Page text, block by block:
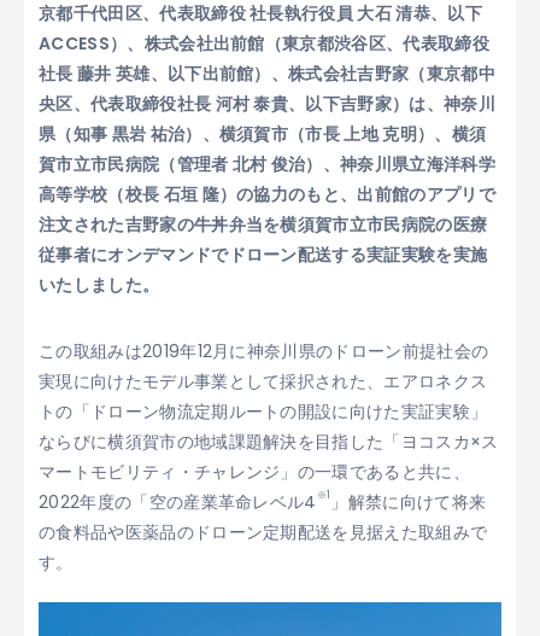
京都千代田区、代表取締役 社長執行役員 大石 清恭、以下
ACCESS）、株式会社出前館（東京都渋谷区、代表取締役
社長 藤井 英雄、以下出前館）、株式会社吉野家（東京都中
央区、代表取締役社長 河村 泰貴、以下吉野家）は、神奈川
県（知事 黒岩 祐治）、横須賀市（市長 上地 克明）、横須
賀市立市民病院（管理者 北村 俊治）、神奈川県立海洋科学
高等学校（校長 石垣 隆）の協力のもと、出前館のアプリで
注文された吉野家の牛丼弁当を横須賀市立市民病院の医療
従事者にオンデマンドでドローン配送する実証実験を実施
いたしました。
この取組みは2019年12月に神奈川県のドローン前提社会の
実現に向けたモデル事業として採択された、エアロネクス
トの「ドローン物流定期ルートの開設に向けた実証実験」
ならびに横須賀市の地域課題解決を目指した「ヨコスカ×ス
マートモビリティ・チャレンジ」の一環であると共に、
2022年度の「空の産業革命レベル4 ※1 」解禁に向けて将来
の食料品や医薬品のドローン定期配送を見据えた取組みで
す。